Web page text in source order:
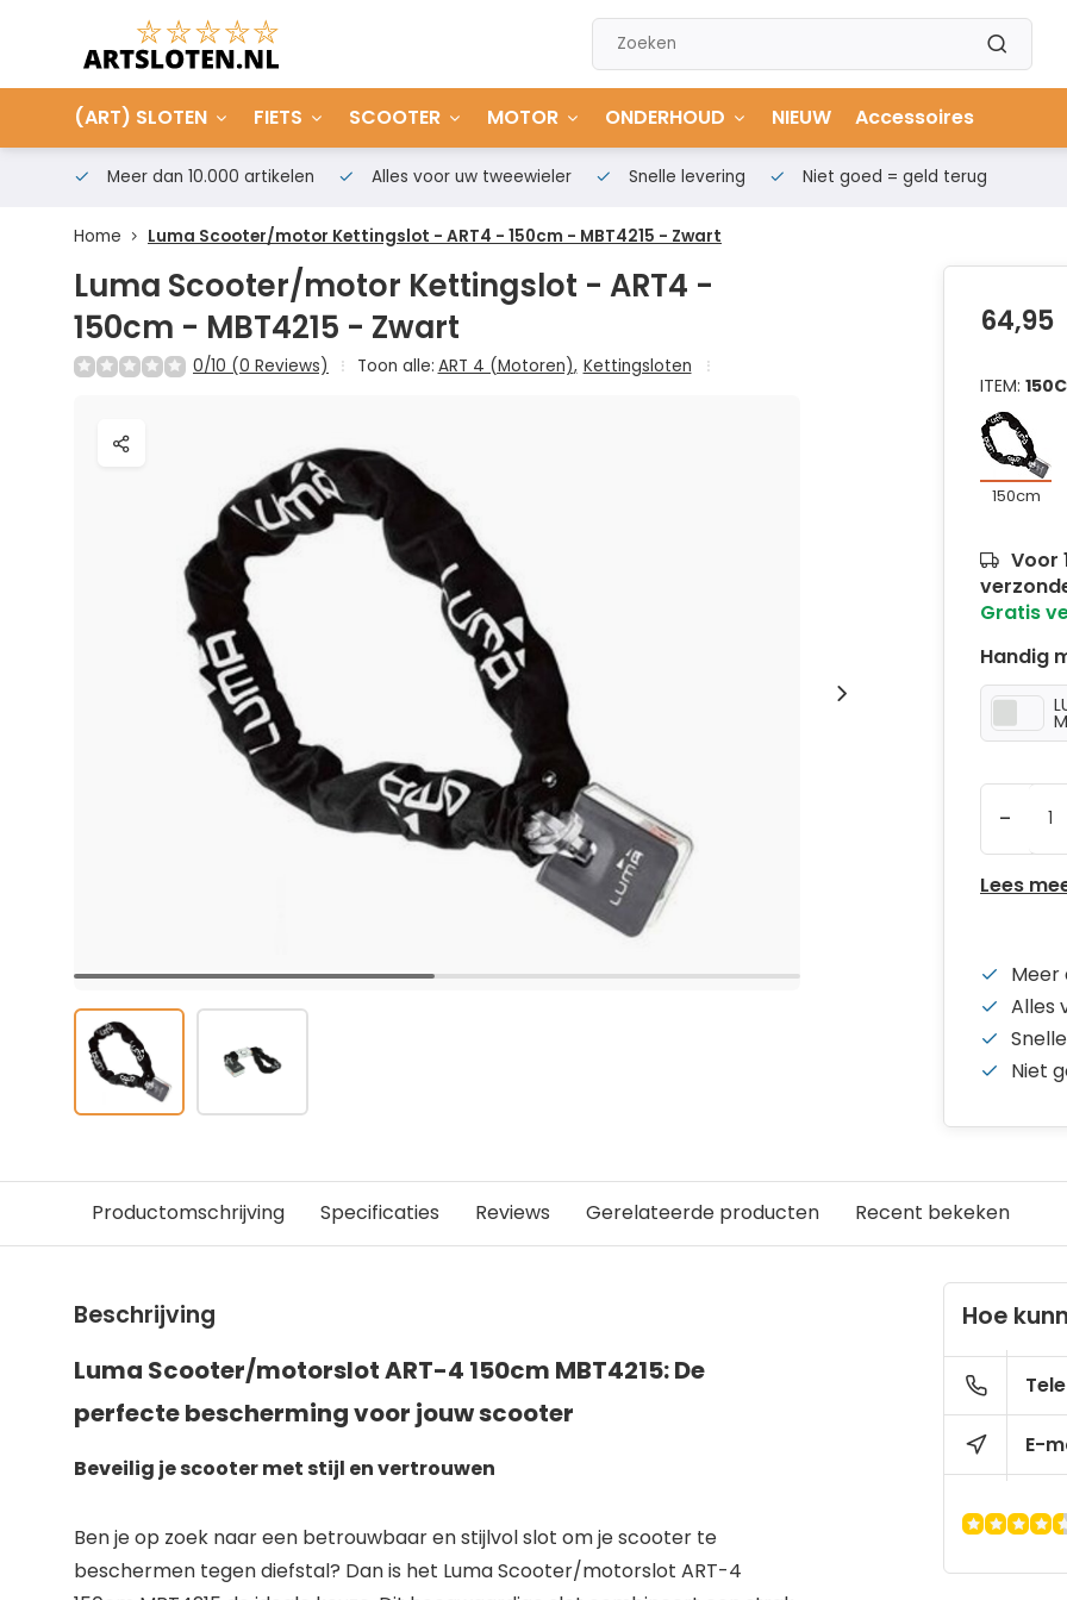
(ART) SLOTEN FIETS SCOOTER MOTOR ONDERHOUD NIEUW Accessoires
Meer dan 10.000 artikelen Alles voor uw tweewieler Snelle levering Niet goed = geld terug
Home Luma Scooter/motor Kettingslot - ART4 - 150cm - MBT4215 - Zwart
Luma Scooter/motor Kettingslot - ART4 -
150cm - MBT4215 - Zwart
0/10 (0 Reviews) Toon alle: ART 4 (Motoren), Kettingsloten
64,95
ITEM:
150cm
Voor
Gratis
Handig
-
Lees
Meer
Alles
Niet
Productomschrijving Specificaties Reviews Gerelateerde producten Recent bekeken
Beschrijving
Luma Scooter/motorslot ART-4 150cm MBT4215: De
perfecte bescherming voor jouw scooter
Beveilig je scooter met stijl en vertrouwen
Ben je op zoek naar een betrouwbaar en stijlvol slot om je scooter te
beschermen tegen diefstal? Dan is het Luma Scooter/motorslot ART-4
Hoe
E-